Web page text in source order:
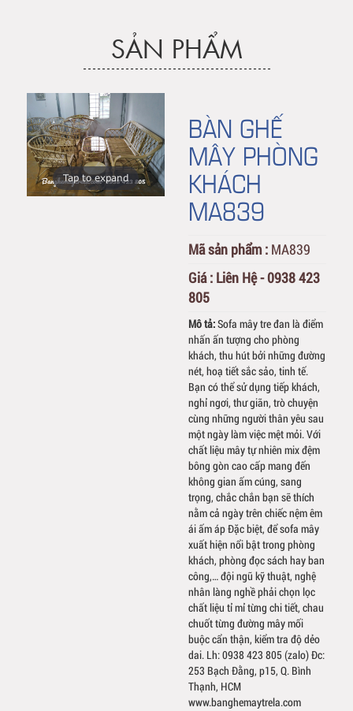
SẢN PHẨM
Tap to expand
BÀN GHẾ
MÂY PHÒNG
KHÁCH
MA839
Mã sản phẩm : MA839
Giá : Liên Hệ - 0938 423
805
Mô tả:Sofa mây tre đan là điểm
nhấn ấn tượng cho phòng
khách, thu hút bởi những đường
nét, hoạ tiết sắc sảo, tinh tế.
Bạn có thể sử dụng tiếp khách,
nghỉ ngơi, thư giãn, trò chuyện
cùng những người thân yêu sau
một ngày làm việc mệt mỏi. Với
chất liệu mây tự nhiên mix đệm
bông gòn cao cấp mang đến
không gian ấm cúng, sang
trọng, chắc chắn bạn sẽ thích
nằm cả ngày trên chiếc nệm êm
ái ấm áp Đặc biệt, để sofa mây
xuất hiện nổi bật trong phòng
khách, phòng đọc sách hay ban
công,… đội ngũ kỹ thuật, nghệ
nhân làng nghề phải chọn lọc
chất liệu tỉ mỉ từng chi tiết, chau
chuốt từng đường mây mối
buộc cẩn thận, kiểm tra độ dẻo
dai. Lh: 0938 423 805 (zalo) Đc:
253 Bạch Đằng, p15, Q. Bình
Thạnh, HCM
www.banghemaytrela.com